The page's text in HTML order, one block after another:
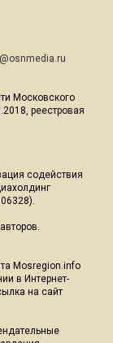
Московского
реестровая
содействия
Mosregion.info
в Интернет-
на сайт